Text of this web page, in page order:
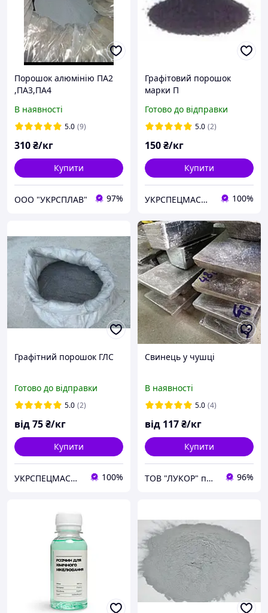
Порошок алюмінію ПА2
,ПА3,ПА4
В наявності
5.0 (9)
310₴/кг
Купити
OOO "УКРСПЛАВ" 97%
Графітовий порошок
марки П
Готово до відправки
5.0 (2)
150₴/кг
Купити
УКРСПЕЦМАСЛА ТД, ТОВ 100%
Графітний порошок ГЛС
Готово до відправки
5.0 (2)
від75₴/кг
Купити
УКРСПЕЦМАСЛА ТД, ТОВ 100%
Свинець у чушці
В наявності
5.0 (4)
від 117₴/кг
Купити
ТОВ "ЛУКОР" продаємо якісну продукцію за доступними цінами 96%